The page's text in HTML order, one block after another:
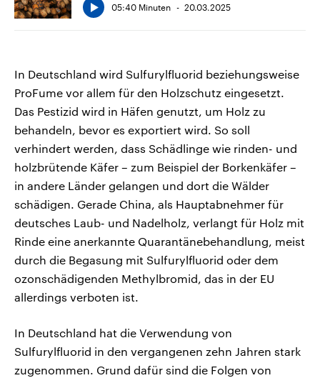
05:40 Minuten 20.03.2025
In Deutschland wird Sulfurylfluorid beziehungsweise
ProFume vor allem für den Holzschutz eingesetzt.
Das Pestizid wird in Häfen genutzt, um Holz zu
behandeln, bevor es exportiert wird. So soll
verhindert werden, dass Schädlinge wie rinden- und
holzbrütende Käfer – zum Beispiel der Borkenkäfer –
in andere Länder gelangen und dort die Wälder
schädigen. Gerade China, als Hauptabnehmer für
deutsches Laub- und Nadelholz, verlangt für Holz mit
Rinde eine anerkannte Quarantänebehandlung, meist
durch die Begasung mit Sulfurylfluorid oder dem
ozonschädigenden Methylbromid, das in der EU
allerdings verboten ist.
In Deutschland hat die Verwendung von
Sulfurylfluorid in den vergangenen zehn Jahren stark
zugenommen. Grund dafür sind die Folgen von